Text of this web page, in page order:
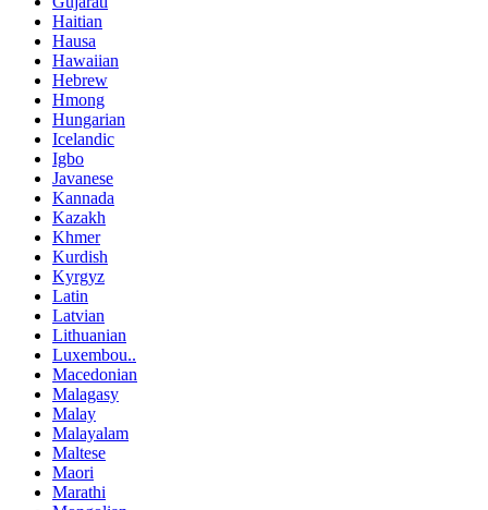
Haitian
Hausa
Hawaiian
Hebrew
Hmong
Hungarian
Icelandic
Igbo
Javanese
Kannada
Kazakh
Khmer
Kurdish
Kyrgyz
Latin
Latvian
Lithuanian
Luxembou..
Macedonian
Malagasy
Malay
Malayalam
Maltese
Maori
Marathi